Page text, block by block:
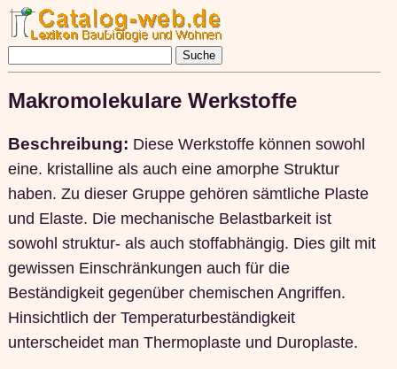
Makromolekulare Werkstoffe
Beschreibung: Diese Werkstoffe können sowohl
eine. kristalline als auch eine amorphe Struktur
haben. Zu dieser Gruppe gehören sämtliche Plaste
und Elaste. Die mechanische Belastbarkeit ist
sowohl struktur- als auch stoffabhängig. Dies gilt mit
gewissen Einschränkungen auch für die
Beständigkeit gegenüber chemischen Angriffen.
Hinsichtlich der Temperaturbeständigkeit
unterscheidet man Thermoplaste und Duroplaste.